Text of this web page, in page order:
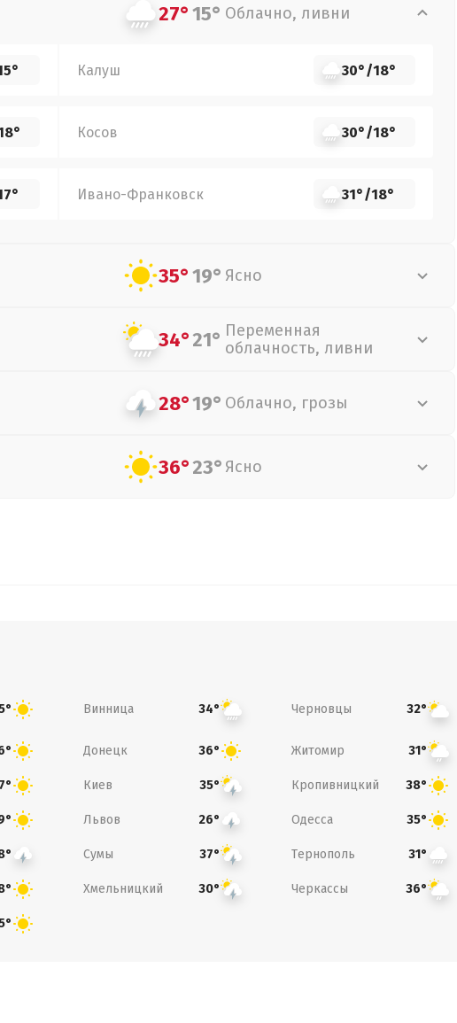
27°15° Облачно, ливни
Калуш 30°/18°
Косов 30°/18°
Ивано-Франковск 31°/18°
35°19° Ясно
34°21° Переменная
облачность, ливни
28°19° Облачно, грозы
36°23° Ясно
Винница 34° Черновцы 32°
Донецк 36° Житомир 31°
Киев 35° Кропивницкий 38°
Львов 26° Одесса 35°
Сумы 37° Тернополь 31°
Хмельницкий 30° Черкассы 36°